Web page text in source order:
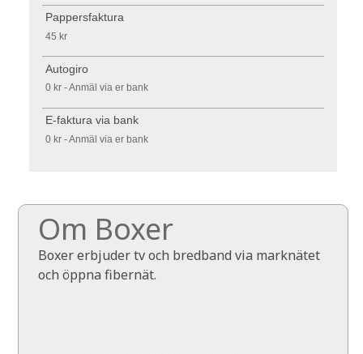
Pappersfaktura
45 kr
Autogiro
0 kr - Anmäl via er bank
E-faktura via bank
0 kr - Anmäl via er bank
Om Boxer
Boxer erbjuder tv och bredband via marknätet
och öppna fibernät.